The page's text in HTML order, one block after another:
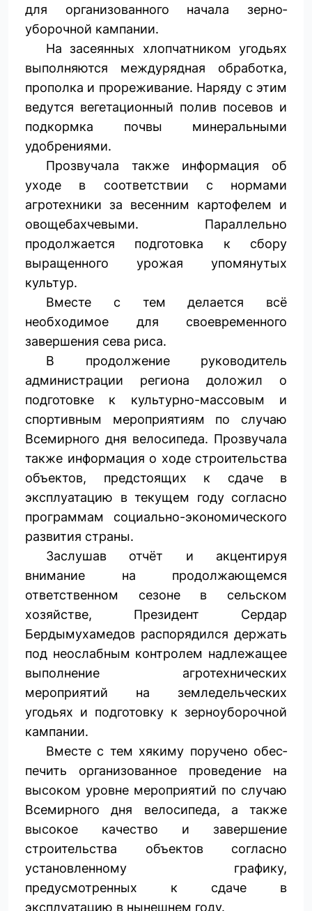
для организованного начала зерно­
уборочной кампании.
На засеянных хлопчатником угодьях
выполняются междурядная обработка,
прополка и прореживание. Наряду с этим
ведутся вегетационный полив посевов и
подкормка почвы минеральными
удобрениями.
Прозвучала также информация об
уходе в соответствии с нормами
агротехники за весенним картофелем и
овощебахчевыми. Параллельно
продолжается подготовка к сбору
выращенного урожая упомянутых
культур.
Вместе с тем делается всё
необходимое для своевременного
завершения сева риса.
В продолжение руководитель
администрации региона доложил о
подготовке к культурно-массовым и
спортивным мероприятиям по случаю
Всемирного дня велосипеда. Прозвучала
также информация о ходе строительства
объектов, предстоящих к сдаче в
эксплуатацию в текущем году согласно
программам социально-экономического
развития страны.
Заслушав отчёт и акцентируя
внимание на продолжающемся
ответственном сезоне в сельском
хозяйстве, Президент Сердар
Бердымухамедов распорядился держать
под неослабным контролем надлежащее
выполнение агротехнических
мероприятий на земледельческих
угодьях и подготовку к зерноуборочной
кампании.
Вместе с тем хякиму поручено обес­
печить организованное проведение на
высоком уровне мероприятий по случаю
Всемирного дня велосипеда, а также
высокое качество и завершение
строительства объектов согласно
установленному графику,
предусмотренных к сдаче в
эксплуатацию в нынешнем году.